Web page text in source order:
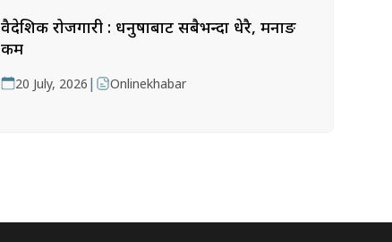
वैदेशिक रोजगारी : धनुषाबाट सबैभन्दा धेरै, मनाङ
कम
20 July, 2026 | Onlinekhabar